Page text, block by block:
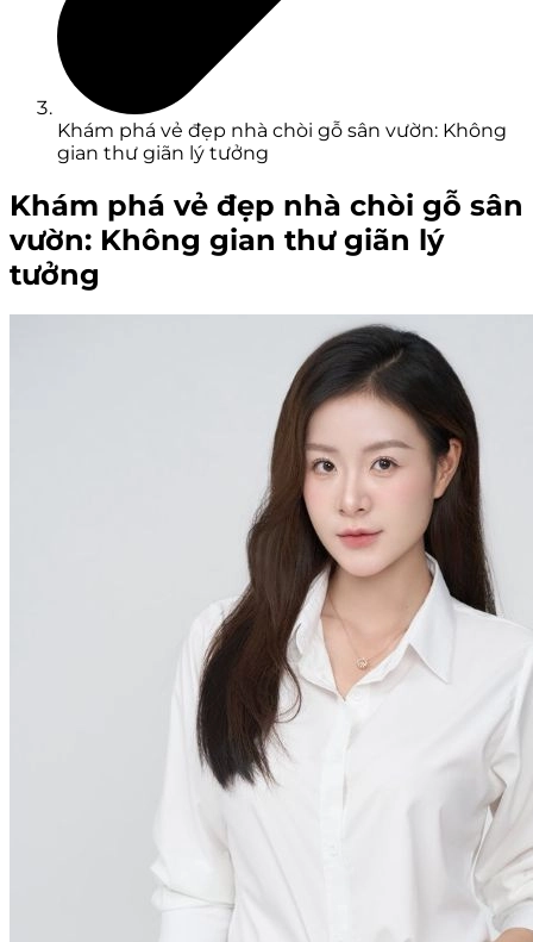
Khám phá vẻ đẹp nhà chòi gỗ sân vườn: Không
gian thư giãn lý tưởng
Khám phá vẻ đẹp nhà chòi gỗ sân
vườn: Không gian thư giãn lý
tưởng